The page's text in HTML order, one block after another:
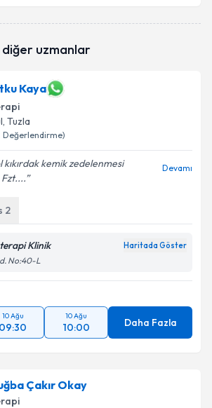
randevu almanız için bir takvim
işlenmesine ilişkinAydınlatma
ve kişisel verilerimin belirtilen
diğer uzmanlar
Kaya
, Tuzla
Değerlendirme)
kıkırdak kemik zedelenmesi
Devamı
2
Klinik Haritada Göster
No:40-L
10 Ağu
09:30
10 Ağu
10:00 Daha Fazla
Çakır Okay